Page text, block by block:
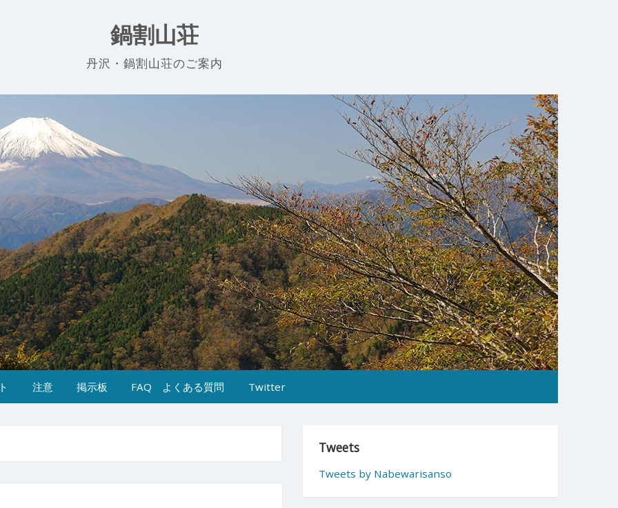
鍋割山荘
丹沢・鍋割山荘のご案内
注意 掲示板 FAQ よくある質問 Twitter
Tweets
Tweets by Nabewarisanso